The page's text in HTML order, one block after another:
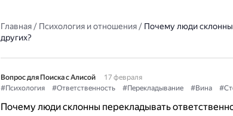
Главная/ Психология и отношения/ Почему люди склонны
других?
Вопрос для Поиска с Алисой
17 февраля
#Психология
#Ответственность #Перекладывание #Вина
Почему люди склонны перекладывать